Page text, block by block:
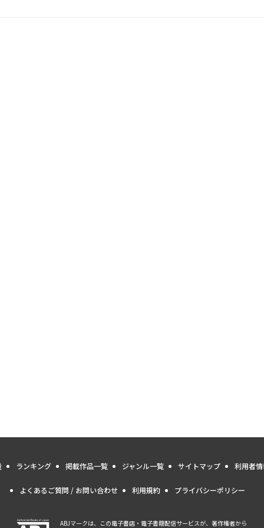
ランキング 掲載作品一覧 ジャンル一覧 サイトマップ 利用者
よくあるご質問 / お問い合わせ 利用規約 プライバシーポリシー
ABJマークは、この電子書店・電子書籍配信サービスが、著作権者から